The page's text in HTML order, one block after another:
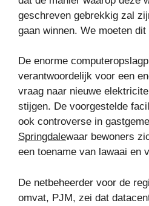
geschreven gebrekkig zal
gaan winnen. We moeten
De enorme
verantwoordelijk voor een
vraag naar nieuwe
stijgen. De voorgestelde
ook controverse in
Springdalewaar bewoners
een toename van lawaai en
De netbeheerder voor de
omvat, PJM, zei dat